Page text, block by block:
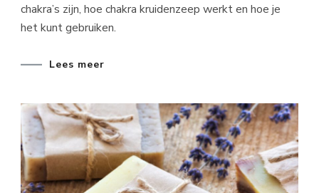
chakra’s zijn, hoe chakra kruidenzeep werkt en hoe je
het kunt gebruiken.
Lees meer